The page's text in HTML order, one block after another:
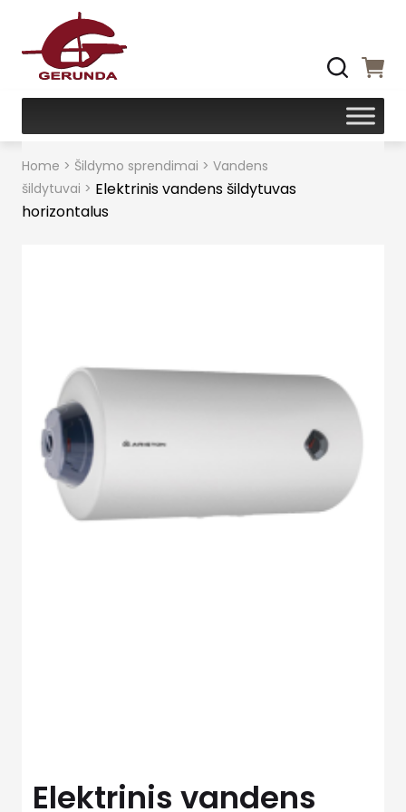
Home > Šildymo sprendimai > Vandens
šildytuvai > Elektrinis vandens šildytuvas
horizontalus
Elektrinis vandens